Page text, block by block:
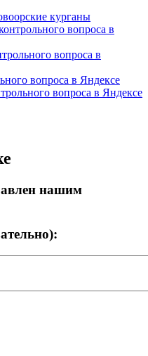
курганы
вопроса в
вопроса в
вопроса в Яндексе
вопроса в Яндексе
нашим